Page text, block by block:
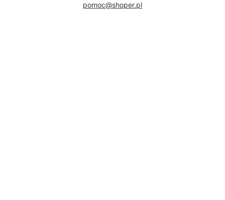
pomoc@shoper.pl